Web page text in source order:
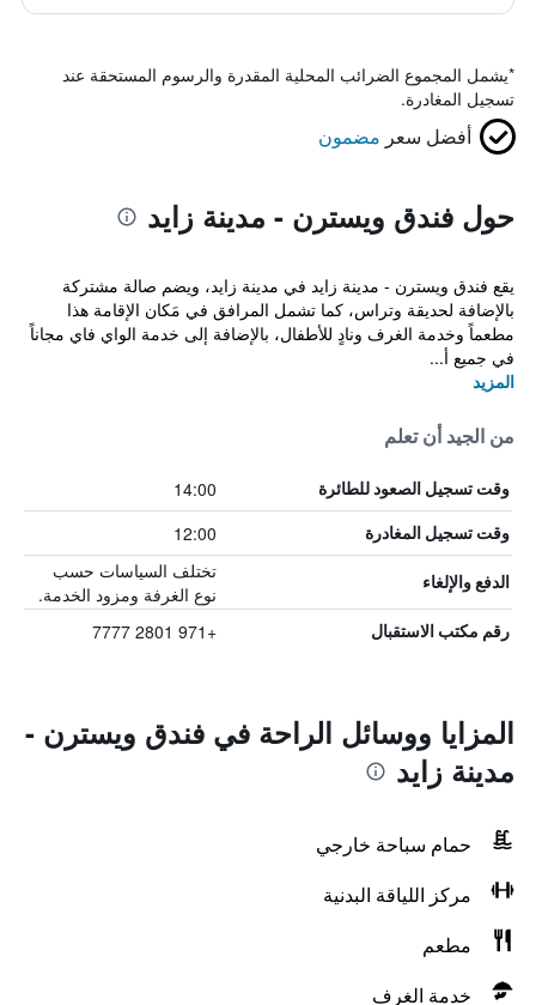
*يشمل المجموع الضرائب المحلية المقدرة والرسوم المستحقة عند
تسجيل المغادرة.
أفضل سعر مضمون
حول فندق ويسترن - مدينة زايد
يقع فندق ويسترن - مدينة زايد في مدينة زايد، ويضم صالة مشتركة
بالإضافة لحديقة وتراس، كما تشمل المرافق في مَكان الإقامة هذا
مطعماً وخدمة الغرف ونادٍ للأطفال، بالإضافة إلى خدمة الواي فاي مجاناً
في جميع أ...
المزيد
من الجيد أن تعلم
وقت تسجيل الصعود للطائرة 14:00
وقت تسجيل المغادرة 12:00
الدفع والإلغاء
تختلف السياسات حسب
نوع الغرفة ومزود الخدمة.
رقم مكتب الاستقبال +971 2801 7777
المزايا ووسائل الراحة في فندق ويسترن -
مدينة زايد
حمام سباحة خارجي
مركز اللياقة البدنية
مطعم
خدمة الغرف